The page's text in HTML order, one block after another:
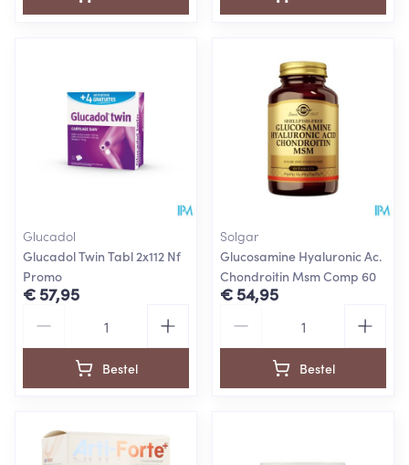
Glucadol
Glucadol Twin Tabl 2x112 Nf
Promo
€ 57,95
Bestel
Solgar
Glucosamine Hyaluronic Ac.
Chondroitin Msm Comp 60
€ 54,95
Bestel